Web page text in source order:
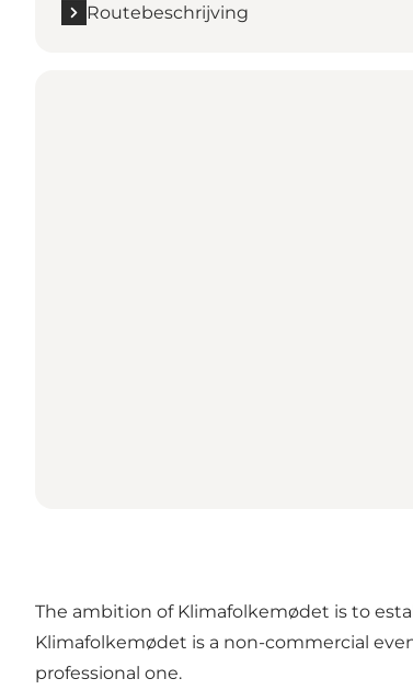
Routebeschrijving
The ambition of Klimafolkemødet is to
Klimafolkemødet is a non-commercial
professional one.